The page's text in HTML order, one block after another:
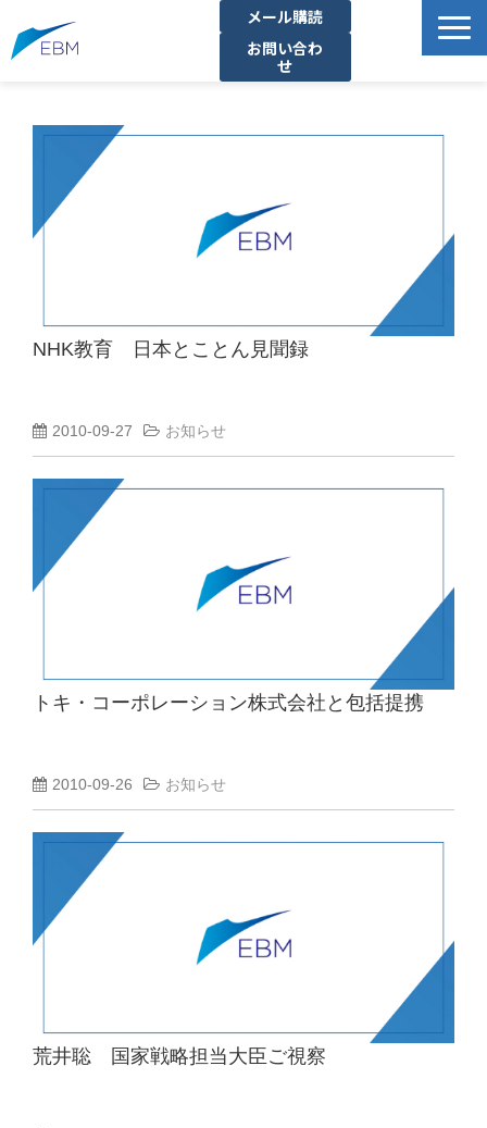
メール購読
お問い合わ
せ
製品・サービス一覧
拠点一覧
お知らせ
企業情報
NHK教育 日本とことん見聞録
2010-09-27 お知らせ
トキ・コーポレーション株式会社と包括提携
2010-09-26 お知らせ
荒井聡 国家戦略担当大臣ご視察